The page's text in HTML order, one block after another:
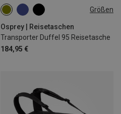
Größen
Osprey | Reisetaschen
Transporter Duffel 95 Reisetasche
184,95 €
95L